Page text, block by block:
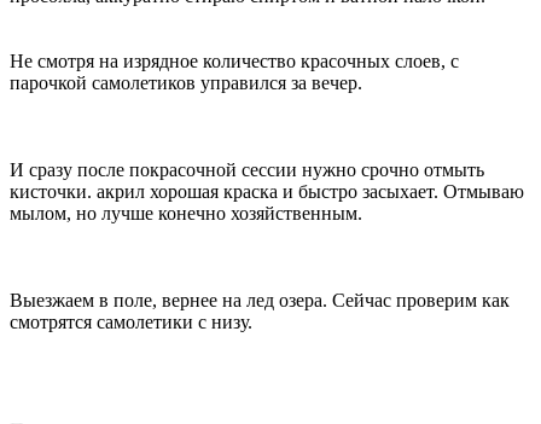
Не смотря на изрядное количество красочных слоев, с
парочкой самолетиков управился за вечер.
И сразу после покрасочной сессии нужно срочно отмыть
кисточки. акрил хорошая краска и быстро засыхает. Отмываю
мылом, но лучше конечно хозяйственным.
Выезжаем в поле, вернее на лед озера. Сейчас проверим как
смотрятся самолетики с низу.